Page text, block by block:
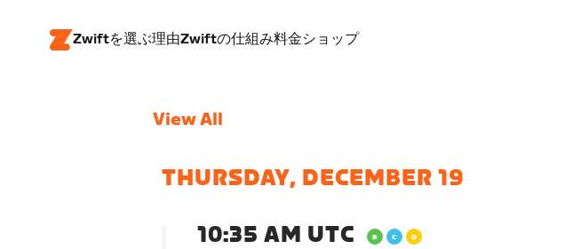
Zwiftを選ぶ理由Zwiftの仕組み料金ショップ
View All
THURSDAY, DECEMBER 19
10:35 AM UTC